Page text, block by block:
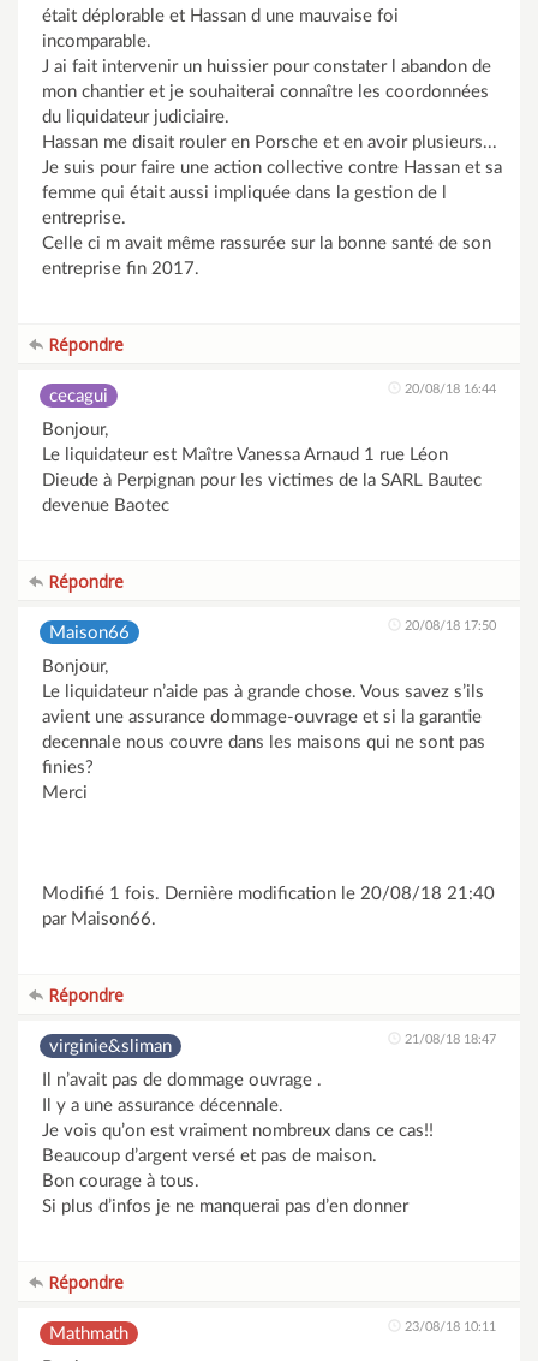
était déplorable et Hassan d une mauvaise foi
incomparable.
J ai fait intervenir un huissier pour constater l abandon de
mon chantier et je souhaiterai connaître les coordonnées
du liquidateur judiciaire.
Hassan me disait rouler en Porsche et en avoir plusieurs...
Je suis pour faire une action collective contre Hassan et sa
femme qui était aussi impliquée dans la gestion de l
entreprise.
Celle ci m avait même rassurée sur la bonne santé de son
entreprise fin 2017.
Répondre
cecagui 20/08/18 16:44
Bonjour,
Le liquidateur est Maître Vanessa Arnaud 1 rue Léon
Dieude à Perpignan pour les victimes de la SARL Bautec
devenue Baotec
Répondre
Maison66 20/08/18 17:50
Bonjour,
Le liquidateur n’aide pas à grande chose. Vous savez s’ils
avient une assurance dommage-ouvrage et si la garantie
decennale nous couvre dans les maisons qui ne sont pas
finies?
Merci
Modifié 1 fois. Dernière modification le 20/08/18 21:40
par Maison66.
Répondre
virginie&sliman 21/08/18 18:47
Il n’avait pas de dommage ouvrage .
Il y a une assurance décennale.
Je vois qu’on est vraiment nombreux dans ce cas!!
Beaucoup d’argent versé et pas de maison.
Bon courage à tous.
Si plus d’infos je ne manquerai pas d’en donner
Répondre
Mathmath 23/08/18 10:11